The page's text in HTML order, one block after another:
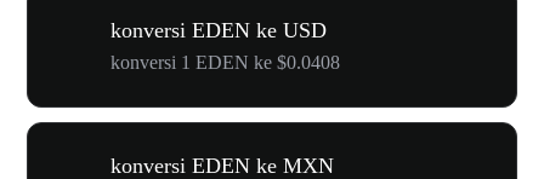
konversi EDEN ke USD
konversi 1 EDEN ke $0.0408
konversi EDEN ke MXN